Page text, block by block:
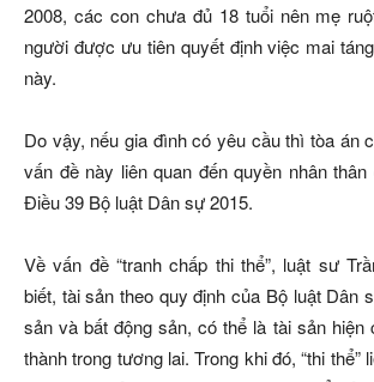
2008, các con chưa đủ 18 tuổi nên mẹ
người được ưu tiên quyết định việc mai
này.
Do vậy, nếu gia đình có yêu cầu thì tòa án
vấn đề này liên quan đến quyền nhân
Điều 39 Bộ luật Dân sự 2015.
Về vấn đề “tranh chấp thi thể”, luật sư
biết, tài sản theo quy định của Bộ luật Dân
sản và bất động sản, có thể là tài sản hiện
thành trong tương lai. Trong khi đó, “thi thể”